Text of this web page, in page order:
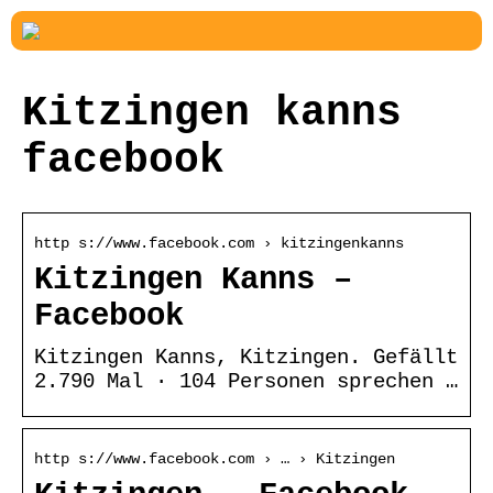
Kitzingen kanns
facebook
http s://www.facebook.com › kitzingenkanns
Kitzingen Kanns –
Facebook
Kitzingen Kanns, Kitzingen. Gefällt
2.790 Mal · 104 Personen sprechen …
http s://www.facebook.com › … › Kitzingen